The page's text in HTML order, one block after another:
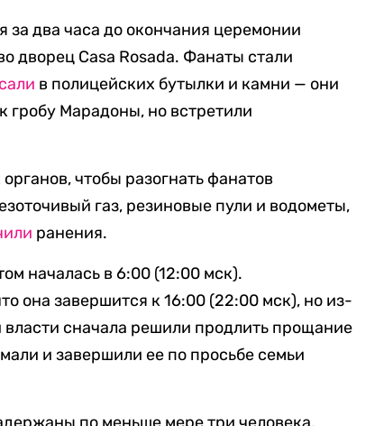
за два часа до окончания церемонии
дворец Casa Rosada. Фанаты стали
в полицейских бутылки и камни — они
гробу Марадоны, но встретили
чтобы разогнать фанатов
газ, резиновые пули и водометы,
ранения.
началась в 6:00 (12:00 мск).
она завершится к 16:00 (22:00 мск), но из-
власти сначала решили продлить прощание
и завершили ее по просьбе семьи